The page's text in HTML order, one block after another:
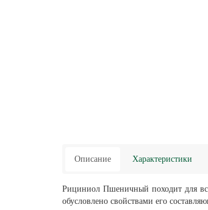
Описание Характеристики
Рициниол Пшеничный походит для
обусловлено свойствами его